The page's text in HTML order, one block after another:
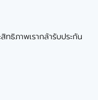
ทธิภาพเรากล้ารับประกัน